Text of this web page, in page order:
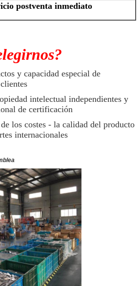
postventa inmediato
y capacidad especial de
intelectual independientes y
de certificación
los costes - la calidad del producto
internacionales